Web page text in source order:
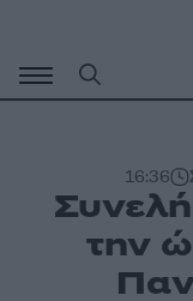
περιεχόμενο
16:36
την